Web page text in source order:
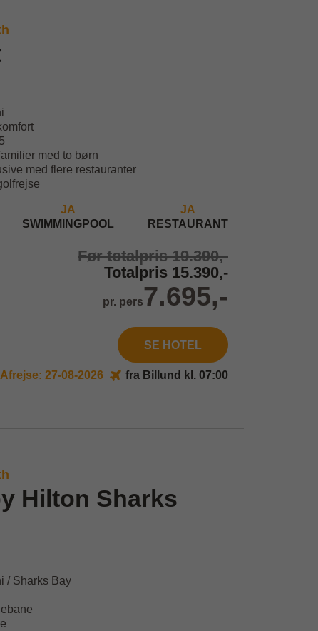
med to børn
med flere restauranter
JA
SWIMMINGPOOL
JA
RESTAURANT
Før totalpris 19.390,-
Totalpris 15.390,-
pr. pers7.695,-
SE HOTEL
Afrejse: 27-08-2026 fra Billund kl. 07:00
Hilton Sharks
/ Sharks Bay